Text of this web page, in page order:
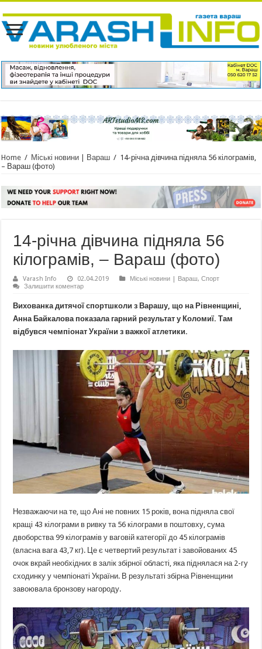
Home / Міські новини | Вараш / 14-річна дівчина підняла 56 кілограмів,
– Вараш (фото)
14-річна дівчина підняла 56
кілограмів, – Вараш (фото)
Varash Info 02.04.2019 Міські новини | Вараш,Спорт
Залишити коментар
Вихованка дитячої спортшколи з Варашу, що на Рівненщині,
Анна Байкалова показала гарний результат у Коломиї. Там
відбувся чемпіонат України з важкої атлетики.
Незважаючи на те, що Ані не повних 15 років, вона підняла свої
кращі 43 кілограми в ривку та 56 кілограми в поштовху, сума
двоборства 99 кілограмів у ваговій категорії до 45 кілограмів
(власна вага 43,7 кг). Це є четвертий результат і завойованих 45
очок вкрай необхідних в залік збірної області, яка піднялася на 2-гу
сходинку у чемпіонаті України. В результаті збірна Рівненщини
завоювала бронзову нагороду.